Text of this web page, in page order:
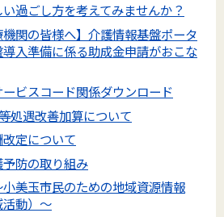
過ごし方を考えてみませんか？
機関の皆様へ】介護情報基盤ポータ
入準備に係る助成金申請がおこな
ビスコード関係ダウンロード
処遇改善加算について
定について
防の取り組み
美玉市民のための地域資源情報
活動）～